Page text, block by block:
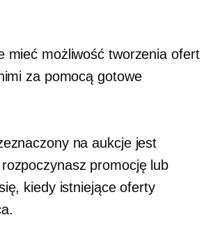
mieć możliwość tworzenia ofert
za pomocągotowe
na aukcje jest
promocję lub
kiedy istniejące oferty